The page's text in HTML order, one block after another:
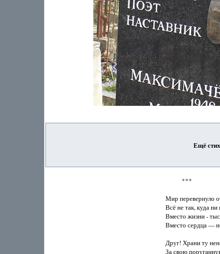
Ещё
           ***
Мир перевернуло
Всё не так, куда
Вместо жизни -
Вместо сердца —
Друг! Храни ту
За свою